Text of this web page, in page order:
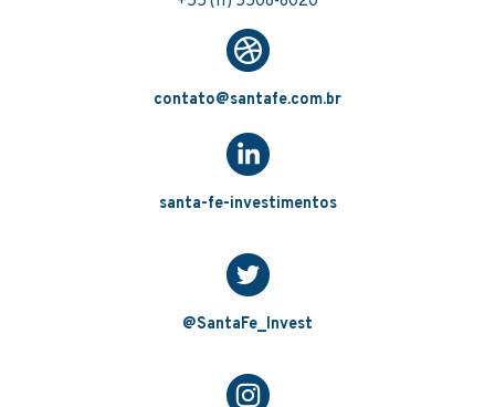
contato@santafe.com.br
santa-fe-investimentos
@SantaFe_Invest